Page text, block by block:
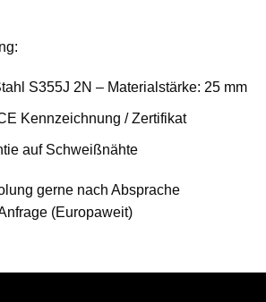
S355J 2N – Materialstärke: 25 mm
Kennzeichnung / Zertifikat
auf Schweißnähte
gerne nach Absprache
(Europaweit)